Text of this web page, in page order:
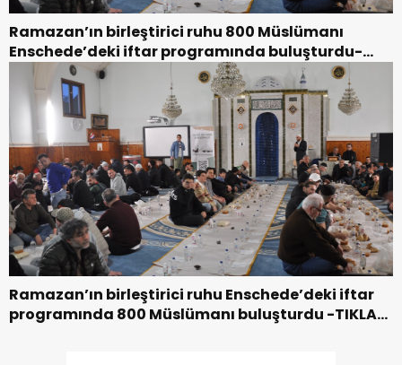
Ramazan’ın birleştirici ruhu 800 Müslümanı
Enschede’deki iftar programında buluşturdu-
TIKLA İZLE-
Ramazan’ın birleştirici ruhu Enschede’deki iftar
programında 800 Müslümanı buluşturdu -TIKLA